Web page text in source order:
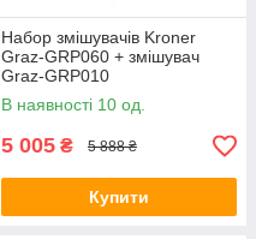
Набор змішувачів Kroner
Graz-GRP060 + змішувач
Graz-GRP010
В наявності 10 од.
5 005 ₴ 5 888 ₴
Купити